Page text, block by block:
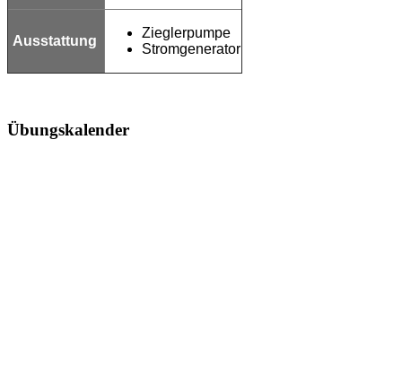
Ausstattung
Zieglerpumpe
Stromgenerator
Übungskalender